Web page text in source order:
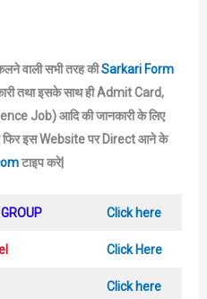
वाली सभी तरह कीSarkari Form
तथा इसके साथ ही Admit Card,
Job) आदि की जानकारी के लिए
फिर इस Website पर Direct आने के
टाइप करे|
Click here
Click Here
Click here